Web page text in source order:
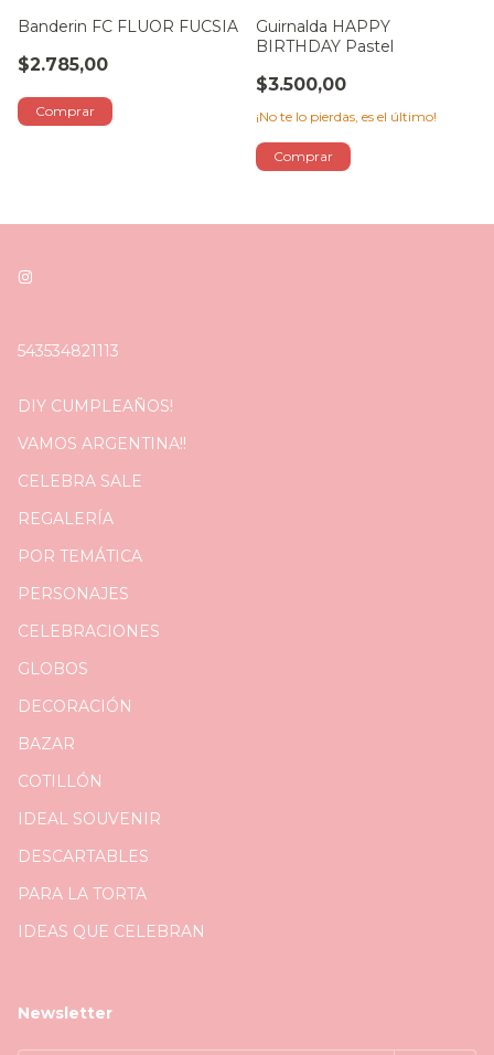
Banderin FC FLUOR FUCSIA
$2.785,00
Guirnalda HAPPY
BIRTHDAY Pastel
$3.500,00
¡No te lo pierdas, es el último!
543534821113
DIY CUMPLEAÑOS!
VAMOS ARGENTINA!!
CELEBRA SALE
REGALERÍA
POR TEMÁTICA
PERSONAJES
CELEBRACIONES
GLOBOS
DECORACIÓN
BAZAR
COTILLÓN
IDEAL SOUVENIR
DESCARTABLES
PARA LA TORTA
IDEAS QUE CELEBRAN
Newsletter